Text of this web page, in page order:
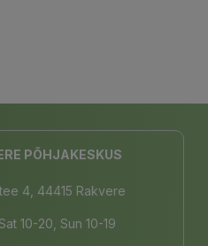
PÕHJAKESKUS
4, 44415 Rakvere
10-20, Sun 10-19